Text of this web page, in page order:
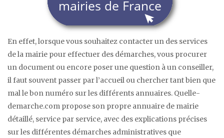
En effet, lorsque vous souhaitez contacter un des services
de la mairie pour effectuer des démarches, vous procurer
un document ou encore poser une question à un conseiller,
il faut souvent passer par l’accueil ou chercher tant bien que
mal le bon numéro sur les différents annuaires. Quelle-
demarche.com propose son propre annuaire de mairie
détaillé, service par service, avec des explications précises
sur les différentes démarches administratives que